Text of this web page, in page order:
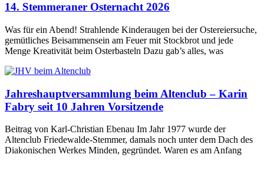
14. Stemmeraner Osternacht 2026
Was für ein Abend! Strahlende Kinderaugen bei der Ostereiersuche,
gemütliches Beisammensein am Feuer mit Stockbrot und jede
Menge Kreativität beim Osterbasteln Dazu gab’s alles, was
Jahreshauptversammlung beim Altenclub – Karin
Fabry seit 10 Jahren Vorsitzende
Beitrag von Karl-Christian Ebenau Im Jahr 1977 wurde der
Altenclub Friedewalde-Stemmer, damals noch unter dem Dach des
Diakonischen Werkes Minden, gegründet. Waren es am Anfang